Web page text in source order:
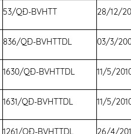
53/QĐ-BVHTT 28/12/
836/QĐ-BVHTTDL 03/3/
1630/QĐ-BVHTTDL 11/5/
1631/QĐ-BVHTTDL 11/5/
1261/QĐ-BVHTTDL 26/4/